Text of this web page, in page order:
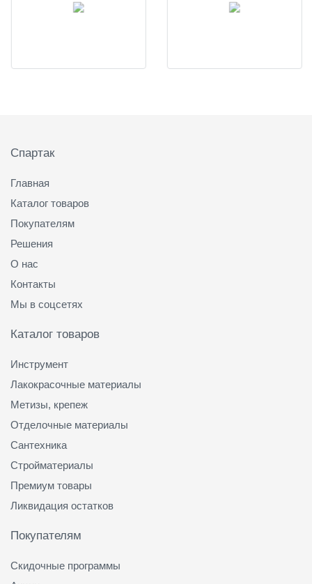
Спартак
Главная
Каталог товаров
Покупателям
Решения
О нас
Контакты
Мы в соцсетях
Каталог товаров
Инструмент
Лакокрасочные материалы
Метизы, крепеж
Отделочные материалы
Сантехника
Стройматериалы
Премиум товары
Ликвидация остатков
Покупателям
Скидочные программы